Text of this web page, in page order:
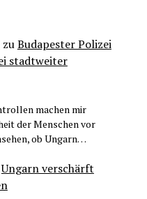
zuBudapester Polizei
stadtweiter
machen mir
der Menschen vor
ob Ungarn…
Ungarn verschärft